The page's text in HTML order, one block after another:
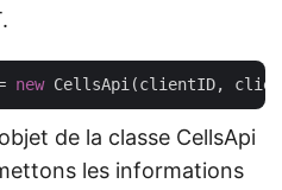
new
de la classe CellsApi
les informations